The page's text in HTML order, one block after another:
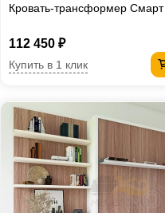
Кровать-трансформер
112 450 ₽
Купить в 1 клик